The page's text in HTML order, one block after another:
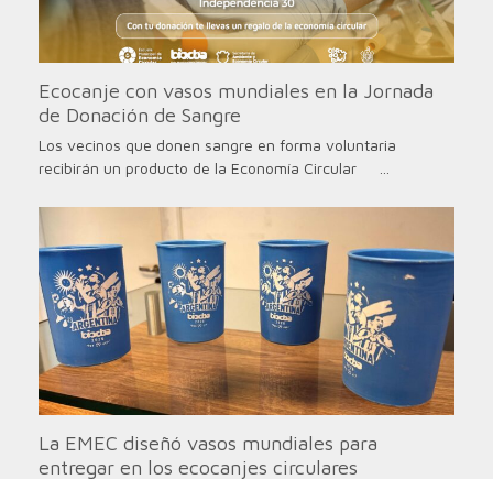
Ecocanje con vasos mundiales en la Jornada
de Donación de Sangre
Los vecinos que donen sangre en forma voluntaria
recibirán un producto de la Economía Circular …
La EMEC diseñó vasos mundiales para
entregar en los ecocanjes circulares